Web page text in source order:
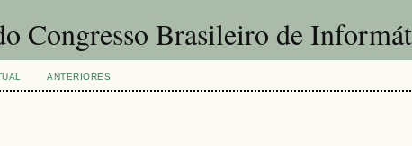
Congresso Brasileiro de
ANTERIORES